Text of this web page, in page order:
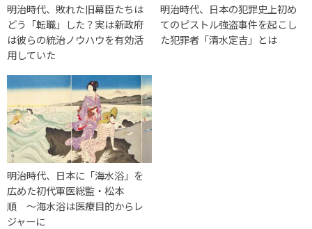
明治時代、敗れた旧幕臣たちは
どう「転職」した？実は新政府
は彼らの統治ノウハウを有効活
用していた
明治時代、日本の犯罪史上初め
てのピストル強盗事件を起こし
た犯罪者「清水定吉」とは
明治時代、日本に「海水浴」を
広めた初代軍医総監・松本
順 〜海水浴は医療目的からレ
ジャーに